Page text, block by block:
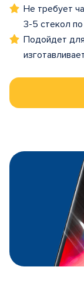
Не требует
3-5 стекол по
Подойдет